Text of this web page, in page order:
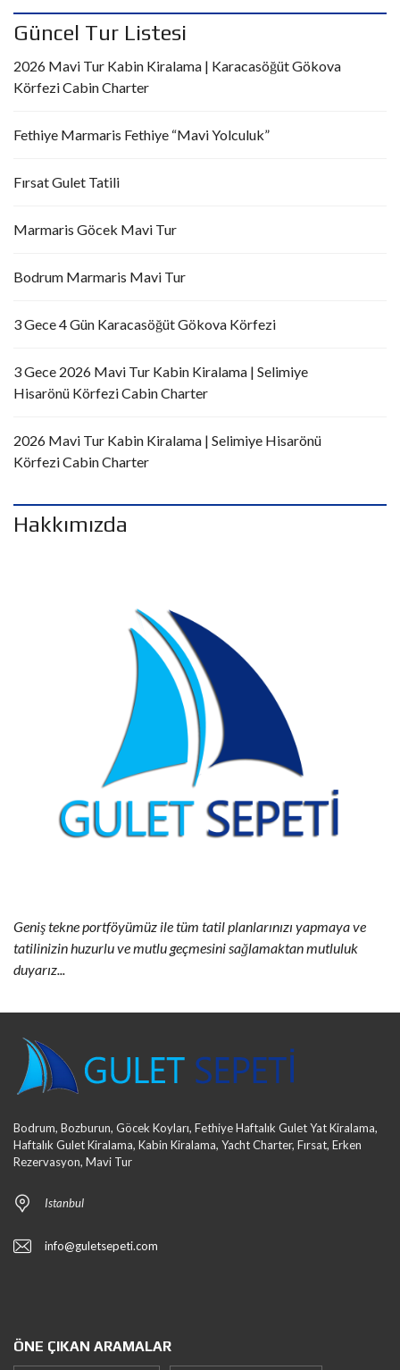
Güncel Tur Listesi
2026 Mavi Tur Kabin Kiralama | Karacasöğüt Gökova
Körfezi Cabin Charter
Fethiye Marmaris Fethiye “Mavi Yolculuk”
Fırsat Gulet Tatili
Marmaris Göcek Mavi Tur
Bodrum Marmaris Mavi Tur
3 Gece 4 Gün Karacasöğüt Gökova Körfezi
3 Gece 2026 Mavi Tur Kabin Kiralama | Selimiye
Hisarönü Körfezi Cabin Charter
2026 Mavi Tur Kabin Kiralama | Selimiye Hisarönü
Körfezi Cabin Charter
Hakkımızda
Geniş tekne portföyümüz ile tüm tatil planlarınızı yapmaya ve
tatilinizin huzurlu ve mutlu geçmesini sağlamaktan mutluluk
duyarız...
Bodrum, Bozburun, Göcek Koyları, Fethiye Haftalık Gulet Yat Kiralama,
Haftalık Gulet Kiralama, Kabin Kiralama, Yacht Charter, Fırsat, Erken
Rezervasyon, Mavi Tur
Istanbul
info@guletsepeti.com
ÖNE ÇIKAN ARAMALAR